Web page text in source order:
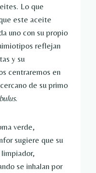
Lo que
este aceite
uno con su propio
reflejan
y su
centraremos en
de su primo
.
verde,
sugiere que su
se inhalan por